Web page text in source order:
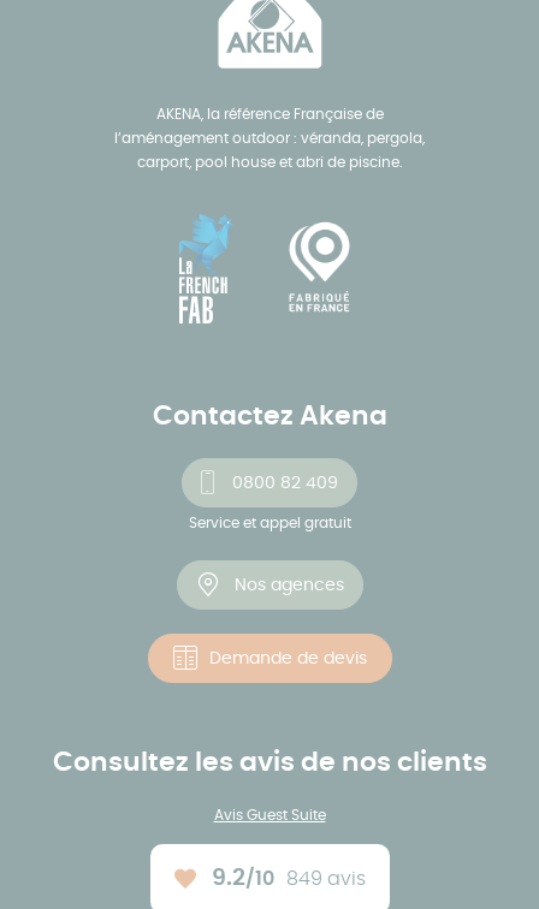
AKENA, la référence Française de
l’aménagement outdoor : véranda, pergola,
carport, pool house et abri de piscine.
Contactez Akena
0800 82 409
Service et appel gratuit
Nos agences
Demande de devis
Consultez les avis de nos clients
Avis Guest Suite
Note moyenne :
9.2/10 849 avis